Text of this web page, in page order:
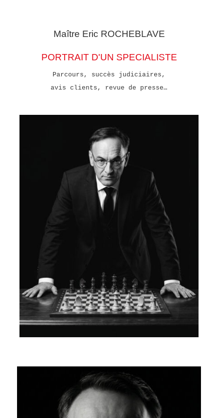
Maître Eric ROCHEBLAVE
PORTRAIT D'UN SPECIALISTE
Parcours, succès judiciaires,
avis clients, revue de presse…